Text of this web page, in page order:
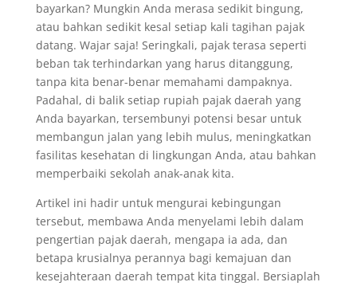
bayarkan? Mungkin Anda merasa sedikit bingung,
atau bahkan sedikit kesal setiap kali tagihan pajak
datang. Wajar saja! Seringkali, pajak terasa seperti
beban tak terhindarkan yang harus ditanggung,
tanpa kita benar-benar memahami dampaknya.
Padahal, di balik setiap rupiah pajak daerah yang
Anda bayarkan, tersembunyi potensi besar untuk
membangun jalan yang lebih mulus, meningkatkan
fasilitas kesehatan di lingkungan Anda, atau bahkan
memperbaiki sekolah anak-anak kita.
Artikel ini hadir untuk mengurai kebingungan
tersebut, membawa Anda menyelami lebih dalam
pengertian pajak daerah, mengapa ia ada, dan
betapa krusialnya perannya bagi kemajuan dan
kesejahteraan daerah tempat kita tinggal. Bersiaplah